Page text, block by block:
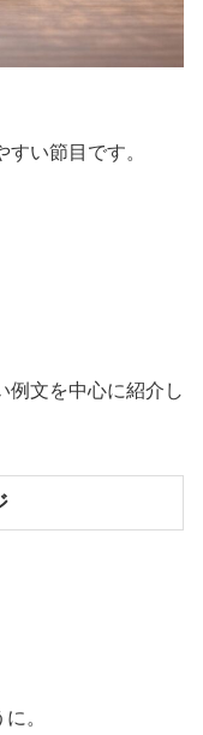
い節目です。
例文を中心に紹介し
。